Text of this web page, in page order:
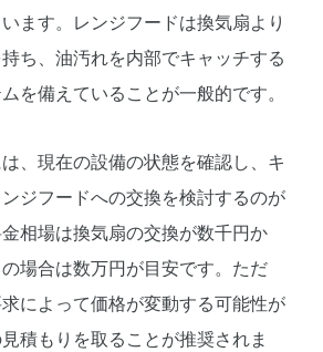
ます。レンジフードは換気扇より
ち、油汚れを内部でキャッチする
を備えていることが一般的です。
、現在の設備の状態を確認し、キ
ジフードへの交換を検討するのが
相場は換気扇の交換が数千円か
場合は数万円が目安です。ただ
によって価格が変動する可能性が
積もりを取ることが推奨されま